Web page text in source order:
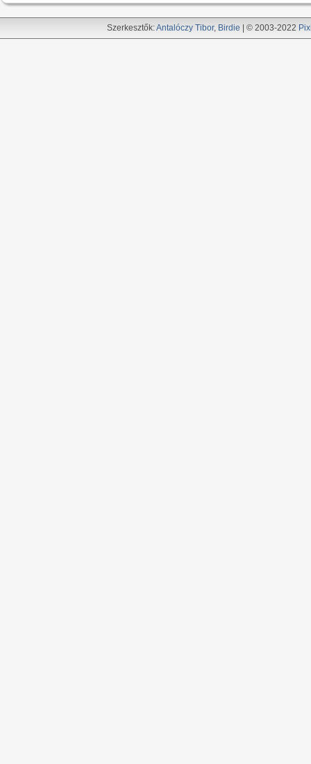
Szerkesztők:Antalóczy Tibor, Birdie | © 2003-2022